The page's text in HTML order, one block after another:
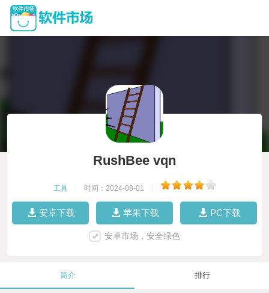
RushBee vqn
工具 时间：2024-08-01
安卓下载 苹果下载 PC下载
安卓市场，安全绿色
简介 排行